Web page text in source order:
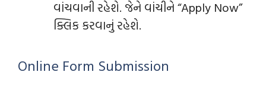
વાંચવાની રહેશે. જેને વાંચીને “Apply Now”
ક્લિક કરવાનું રહેશે.
Online Form Submission